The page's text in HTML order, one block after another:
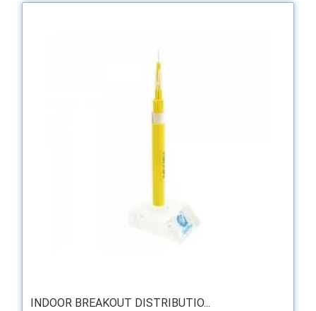
INDOOR BREAKOUT DISTRIBUTIO...